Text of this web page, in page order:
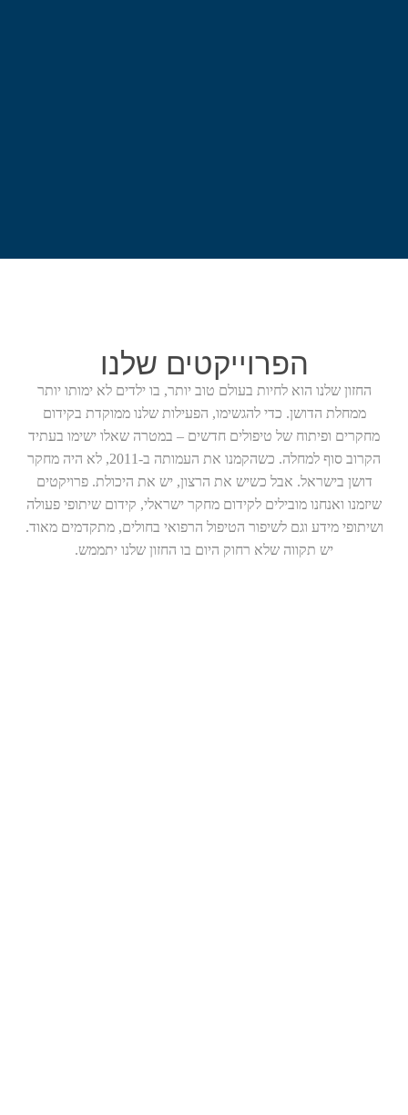
הפרוייקטים שלנו
החזון שלנו הוא לחיות בעולם טוב יותר, בו ילדים לא ימותו יותר
ממחלת הדושן. כדי להגשימו, הפעילות שלנו ממוקדת בקידום
מחקרים ופיתוח של טיפולים חדשים – במטרה שאלו ישימו בעתיד
הקרוב סוף למחלה. כשהקמנו את העמותה ב-2011, לא היה מחקר
דושן בישראל. אבל כשיש את הרצון, יש את היכולת. פרויקטים
שיזמנו ואנחנו מובילים לקידום מחקר ישראלי, קידום שיתופי פעולה
ושיתופי מידע וגם לשיפור הטיפול הרפואי בחולים, מתקדמים מאוד.
יש תקווה שלא רחוק היום בו החזון שלנו יתממש.